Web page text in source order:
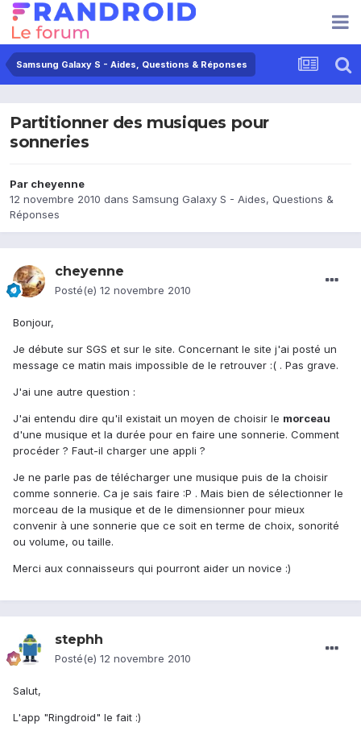
Samsung Galaxy S - Aides, Questions & Réponses
Partitionner des musiques pour
sonneries
Par cheyenne
12 novembre 2010 dans Samsung Galaxy S - Aides, Questions &
Réponses
cheyenne
Posté(e) 12 novembre 2010
Bonjour,
Je débute sur SGS et sur le site. Concernant le site j'ai posté un
message ce matin mais impossible de le retrouver :( . Pas grave.
J'ai une autre question :
J'ai entendu dire qu'il existait un moyen de choisir le morceau
d'une musique et la durée pour en faire une sonnerie. Comment
procéder ? Faut-il charger une appli ?
Je ne parle pas de télécharger une musique puis de la choisir
comme sonnerie. Ca je sais faire :P . Mais bien de sélectionner le
morceau de la musique et de le dimensionner pour mieux
convenir à une sonnerie que ce soit en terme de choix, sonorité
ou volume, ou taille.
Merci aux connaisseurs qui pourront aider un novice :)
stephh
Posté(e) 12 novembre 2010
Salut,
L'app "Ringdroid" le fait :)